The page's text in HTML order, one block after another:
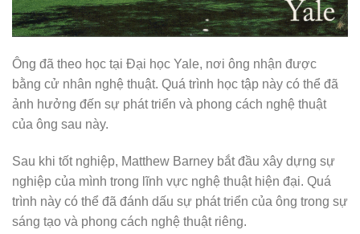
Ông đã theo học tại Đại học Yale, nơi ông nhận được
bằng cử nhân nghệ thuật. Quá trình học tập này có thể đã
ảnh hưởng đến sự phát triển và phong cách nghệ thuật
của ông sau này.
Sau khi tốt nghiệp, Matthew Barney bắt đầu xây dựng sự
nghiệp của mình trong lĩnh vực nghệ thuật hiện đại. Quá
trình này có thể đã đánh dấu sự phát triển của ông trong sự
sáng tạo và phong cách nghệ thuật riêng.